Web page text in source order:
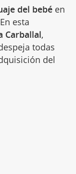
del bebéen
esta
Carballal,
todas
del